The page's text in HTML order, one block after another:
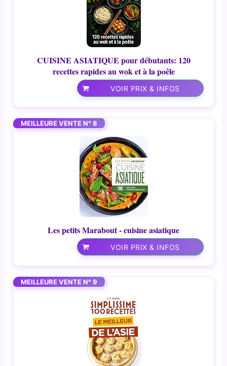
CUISINE ASIATIQUE pour débutants: 120
recettes rapides au wok et à la poêle
VOIR PRIX & INFOS
MEILLEURE VENTE N° 8
Les petits Marabout - cuisine asiatique
VOIR PRIX & INFOS
MEILLEURE VENTE N° 9